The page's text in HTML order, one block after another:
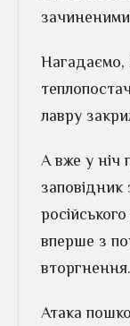
Нагадаємо,
лавру
А вже у ніч
вперше з
вторгнення.
Атака